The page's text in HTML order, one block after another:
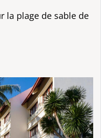
la plage de sable de